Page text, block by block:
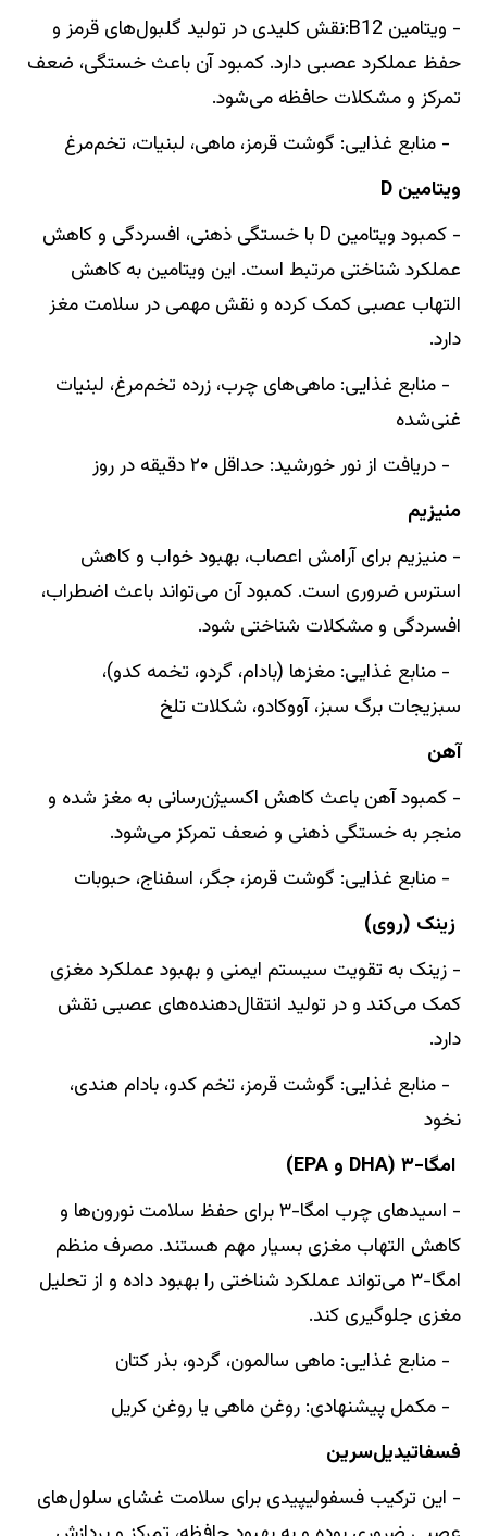
- ویتامین B12:نقش کلیدی در تولید گلبول‌های قرمز و
حفظ عملکرد عصبی دارد. کمبود آن باعث خستگی، ضعف
تمرکز و مشکلات حافظه می‌شود.
- منابع غذایی: گوشت قرمز، ماهی، لبنیات، تخم‌مرغ
ویتامین D
- کمبود ویتامین D با خستگی ذهنی، افسردگی و کاهش
عملکرد شناختی مرتبط است. این ویتامین به کاهش
التهاب عصبی کمک کرده و نقش مهمی در سلامت مغز
دارد.
- منابع غذایی: ماهی‌های چرب، زرده تخم‌مرغ، لبنیات
غنی‌شده
- دریافت از نور خورشید: حداقل ۲۰ دقیقه در روز
منیزیم
- منیزیم برای آرامش اعصاب، بهبود خواب و کاهش
استرس ضروری است. کمبود آن می‌تواند باعث اضطراب،
افسردگی و مشکلات شناختی شود.
- منابع غذایی: مغزها (بادام، گردو، تخمه کدو)،
سبزیجات برگ سبز، آووکادو، شکلات تلخ
آهن
- کمبود آهن باعث کاهش اکسیژن‌رسانی به مغز شده و
منجر به خستگی ذهنی و ضعف تمرکز می‌شود.
- منابع غذایی: گوشت قرمز، جگر، اسفناج، حبوبات
زینک (روی)
- زینک به تقویت سیستم ایمنی و بهبود عملکرد مغزی
کمک می‌کند و در تولید انتقال‌دهنده‌های عصبی نقش
دارد.
- منابع غذایی: گوشت قرمز، تخم کدو، بادام هندی،
نخود
امگا-۳ (DHA و EPA)
- اسیدهای چرب امگا-۳ برای حفظ سلامت نورون‌ها و
کاهش التهاب مغزی بسیار مهم هستند. مصرف منظم
امگا-۳ می‌تواند عملکرد شناختی را بهبود داده و از تحلیل
مغزی جلوگیری کند.
- منابع غذایی: ماهی سالمون، گردو، بذر کتان
- مکمل پیشنهادی: روغن ماهی یا روغن کریل
فسفاتیدیل‌سرین
- این ترکیب فسفولیپیدی برای سلامت غشای سلول‌های